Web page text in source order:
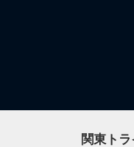
関東ト